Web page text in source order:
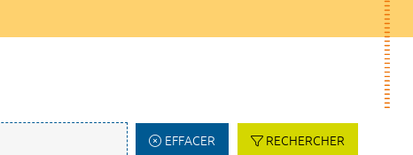
EFFACER RECHERCHER